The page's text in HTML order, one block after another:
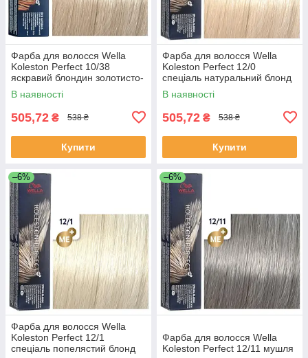
Фарба для волосся Wella
Koleston Perfect 10/38
яскравий блондин золотисто-
перловий
В наявності
505,72 ₴ 538 ₴
Купити
Фарба для волосся Wella
Koleston Perfect 12/0
спеціаль натуральний блонд
В наявності
505,72 ₴ 538 ₴
Купити
–6%
Фарба для волосся Wella
Koleston Perfect 12/1
спеціаль попелястий блонд
–6%
Фарба для волосся Wella
Koleston Perfect 12/11 мушля